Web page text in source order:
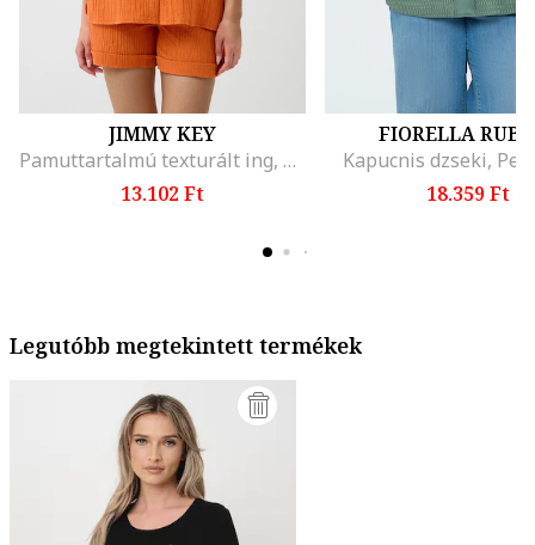
JIMMY KEY
Pamuttartalmú texturált ing, Mandarinszín
13.102 Ft
FIORELLA
Kapucnis dzseki,
18.359 Ft
Legutóbb megtekintett termékek